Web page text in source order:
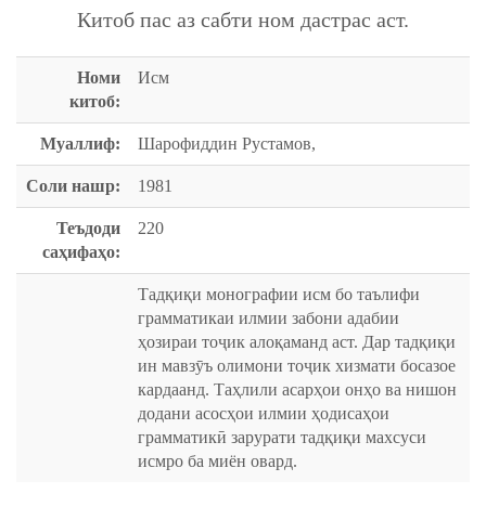
Китоб пас аз сабти ном дастрас аст.
Номи
китоб:
Исм
Муаллиф: Шарофиддин Рустамов,
Соли нашр: 1981
Теъдоди
саҳифаҳо:
220
Тадқиқи монографии исм бо таълифи
грамматикаи илмии забони адабии
ҳозираи тоҷик алоқаманд аст. Дар тадқиқи
ин мавзӯъ олимони тоҷик хизмати босазое
кардаанд. Таҳлили асарҳои онҳо ва нишон
додани асосҳои илмии ҳодисаҳои
грамматикӣ зарурати тадқиқи махсуси
исмро ба миён овард.